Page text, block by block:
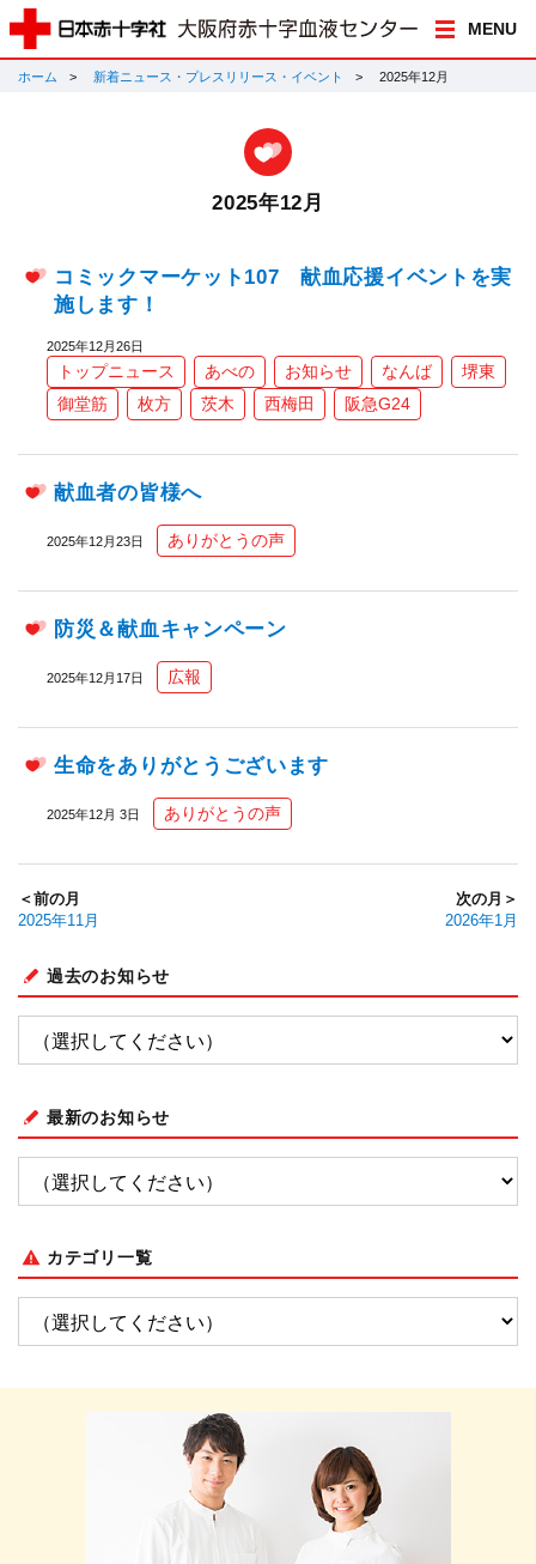
MENU
ホーム 新着ニュース・プレスリリース・イベント 2025年12月
2025年12月
コミックマーケット107 献血応援イベントを実
施します！
2025年12月26日
トップニュース あべの お知らせ なんば
堺東
御堂筋
枚方 茨木 西梅田 阪急G24
献血者の皆様へ
2025年12月23日 ありがとうの声
防災＆献血キャンペーン
2025年12月17日 広報
生命をありがとうございます
2025年12月 3日 ありがとうの声
＜前の月
2025年11月
次の月＞
2026年1月
過去のお知らせ
最新のお知らせ
カテゴリ一覧